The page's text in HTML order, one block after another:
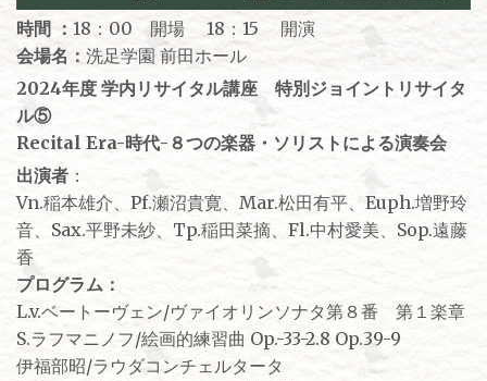
時間 ： 18：00 開場 18：15 開演
会場名： 洗足学園 前田ホール
2024年度 学内リサイタル講座 特別ジョイントリサイタ
ル⑤
Recital Era-時代-８つの楽器・ソリストによる演奏会
出演者 ：
Vn.稲本雄介、Pf.瀬沼貴寛、Mar.松田有平、Euph.増野玲
音、Sax.平野未紗、Tp.稲田菜摘、Fl.中村愛美、Sop.遠藤
香
プログラム：
L.v.ベートーヴェン/ヴァイオリンソナタ第８番 第１楽章
S.ラフマニノフ/絵画的練習曲 Op.-33-2.8 Op.39-9
伊福部昭/ラウダコンチェルタータ